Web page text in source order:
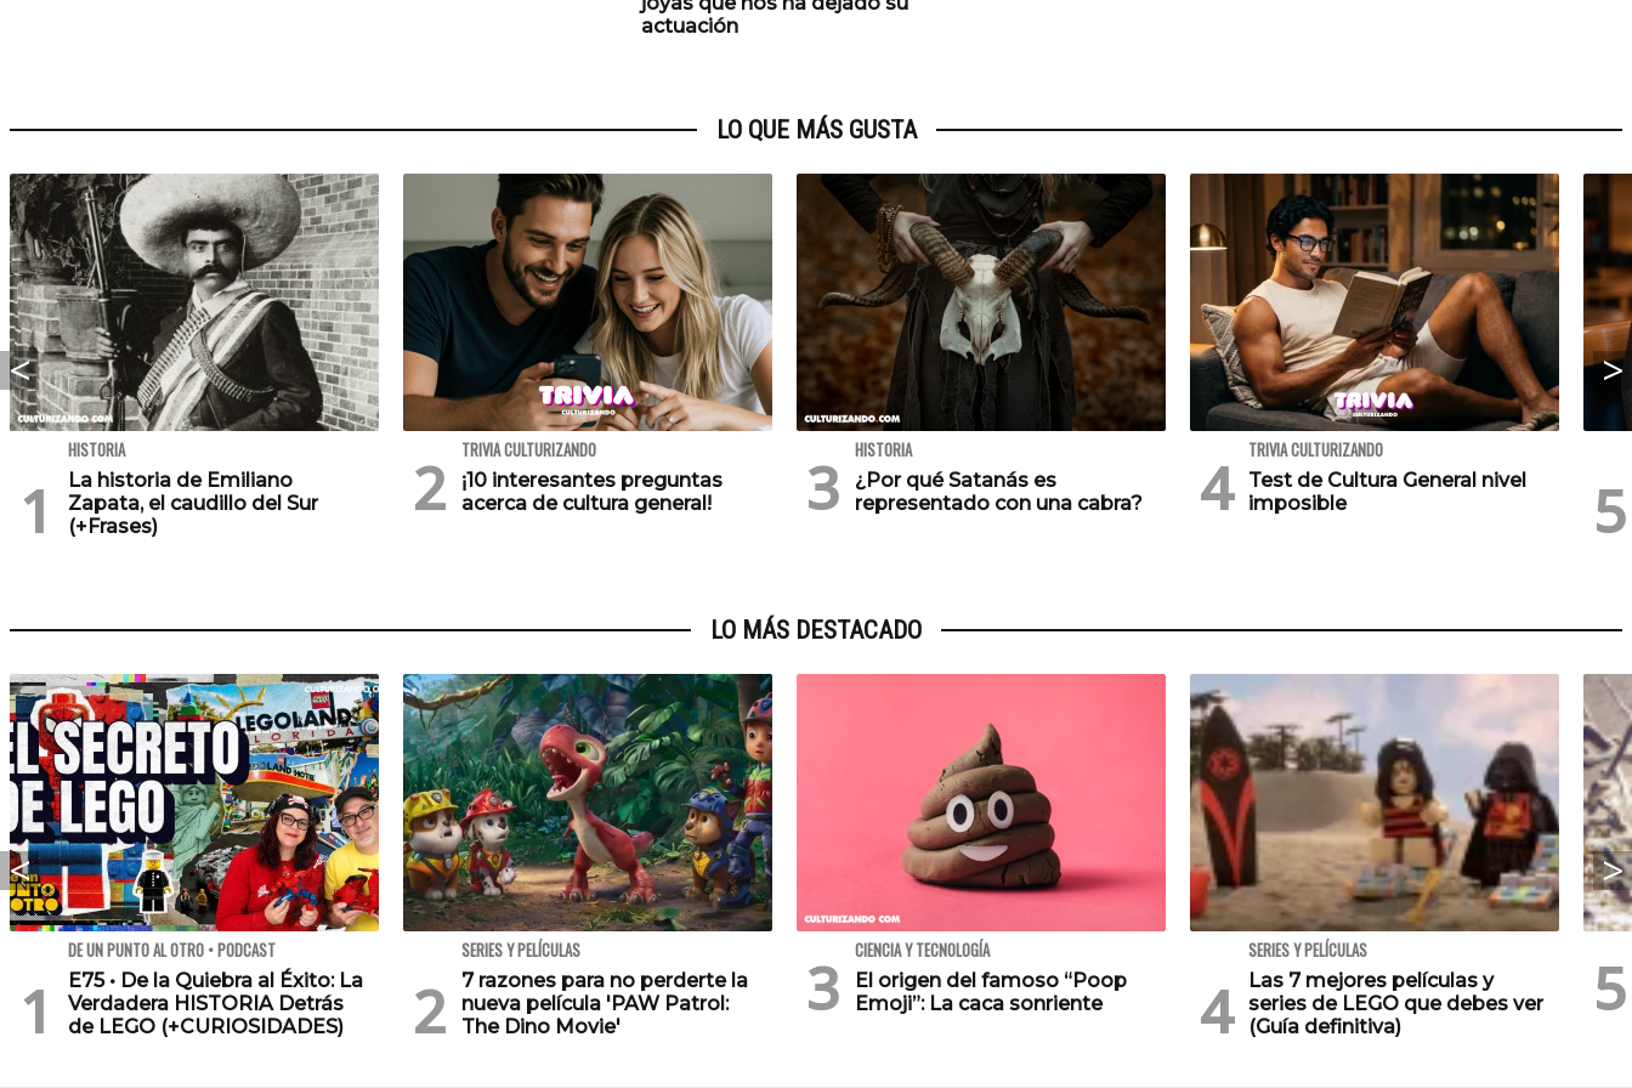
actuación
LO QUE MÁS GUSTA
HISTORIA
La historia de Emiliano
Zapata, el caudillo del Sur
(+Frases)
TRIVIA CULTURIZANDO
¡10 interesantes preguntas
acerca de cultura general!
HISTORIA
¿Por qué Satanás es
representado con una cabra?
TRIVIA CULTURIZANDO
Test de Cultura General nivel
imposible
LO MÁS DESTACADO
DE UN PUNTO AL OTRO • PODCAST
E75 • De la Quiebra al Éxito: La
Verdadera HISTORIA Detrás
de LEGO (+CURIOSIDADES)
SERIES Y PELÍCULAS
7 razones para no perderte la
nueva película 'PAW Patrol:
The Dino Movie'
CIENCIA Y TECNOLOGÍA
El origen del famoso “Poop
Emoji”: La caca sonriente
SERIES Y PELÍCULAS
Las 7 mejores películas y
series de LEGO que debes ver
(Guía definitiva)